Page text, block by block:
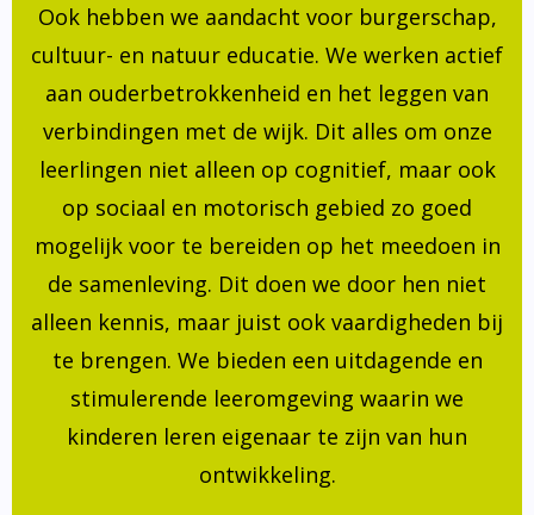
Ook hebben we aandacht voor burgerschap,
cultuur- en natuur educatie. We werken actief
aan ouderbetrokkenheid en het leggen van
verbindingen met de wijk. Dit alles om onze
leerlingen niet alleen op cognitief, maar ook
op sociaal en motorisch gebied zo goed
mogelijk voor te bereiden op het meedoen in
de samenleving. Dit doen we door hen niet
alleen kennis, maar juist ook vaardigheden bij
te brengen. We bieden een uitdagende en
stimulerende leeromgeving waarin we
kinderen leren eigenaar te zijn van hun
ontwikkeling.